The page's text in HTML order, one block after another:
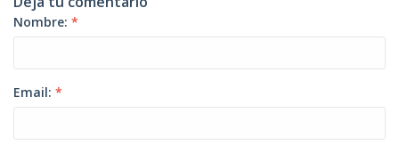
Nombre: *
Email: *